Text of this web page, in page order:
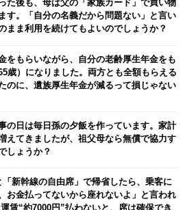
た後も、母は父の「家族カード」で買い物
す。「自分の名義だから問題ない」と言い
まま利用を続けてもよいのでしょうか？
をもらいながら、自分の老齢厚生年金をも
歳）になりました。両方とも全額もらえる
のに、遺族厚生年金が減るって損じゃない
の日は毎日孫の夕飯を作っています。家計
えてきましたが、祖父母なら無償で協力す
しょうか？
「新幹線の自由席」で帰省したら、乗客に
お金払ってないから座れないよ」と言われ
賃“約7000円”払わないと、席は確保でき